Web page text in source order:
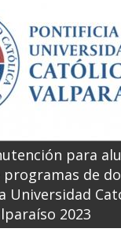
para
de
Universidad
2023